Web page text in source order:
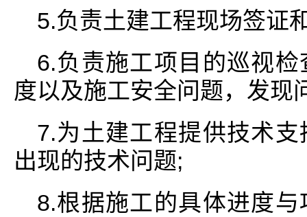
5.负责土建工程现场签证
6.负责施工项目的巡视
度以及施工安全问题，发现
7.为土建工程提供技术
出现的技术问题;
8.根据施工的具体进度